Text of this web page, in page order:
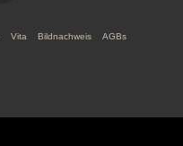
Vita Bildnachweis AGBs